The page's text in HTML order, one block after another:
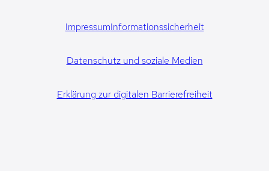
ImpressumInformationssicherheit
Datenschutz und soziale Medien
Erklärung zur digitalen Barrierefreiheit